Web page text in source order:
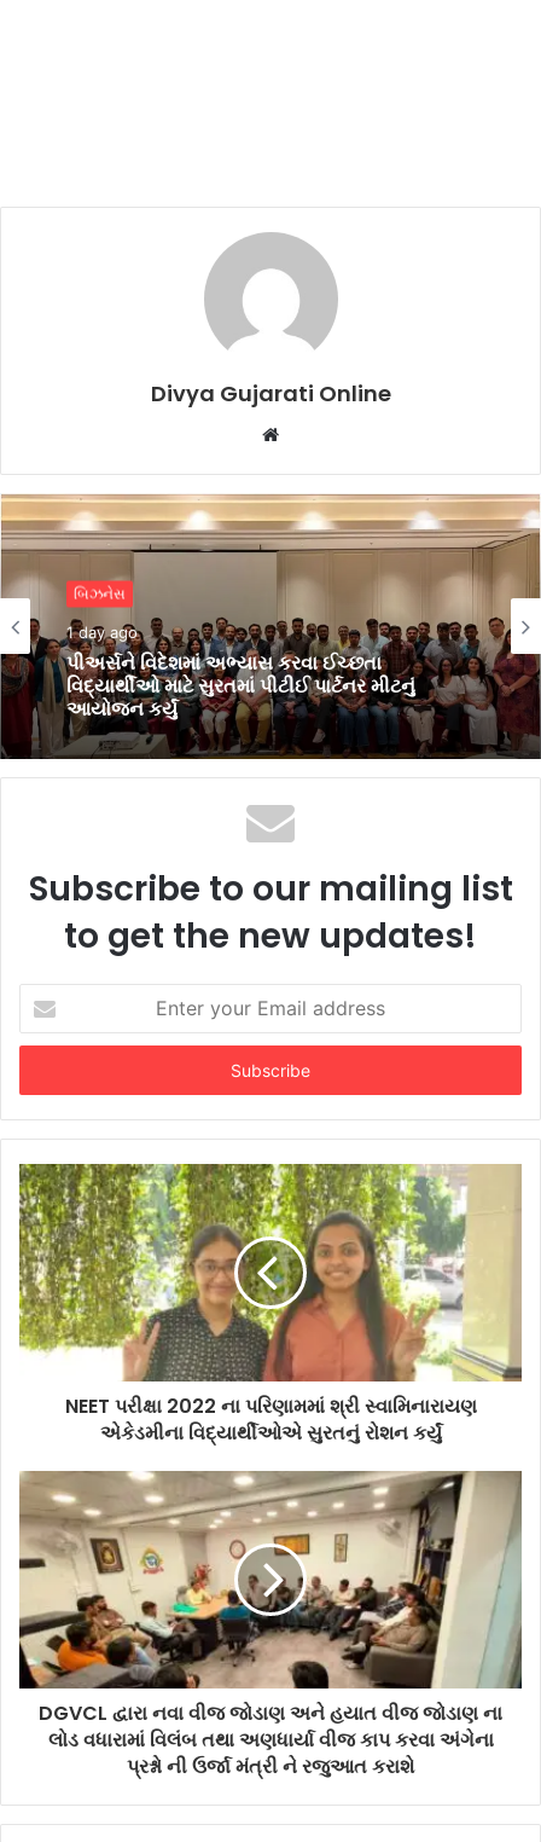
Divya Gujarati Online
Website
બિઝનેસ
1 day ago
પીઅર્સને વિદેશમાં અભ્યાસ કરવા ઈચ્છતા
વિદ્યાર્થીઓ માટે સુરતમાં પીટીઈ પાર્ટનર મીટનું
એજ્યુકેશન
2 days ago
વિદ્યાર્થીઓમાં ભારતીય સંસ્કૃતિ, સાહિત્યિક
અભિવ્યક્તિ, સર્જનાત્મકતા ઉજાગર કરવા VNSGU
ખાતે વિવિધ સ્પર્ધાઓ યોજાઈ
Subscribe to our mailing list
to get the new updates!
your
Email
NEET પરીક્ષા 2022 ના પરિણામમાં શ્રી સ્વામિનારાયણ
એકેડમીના વિદ્યાર્થીઓએ સુરતનું રોશન કર્યું
DGVCL દ્વારા નવા વીજ જોડાણ અને હયાત વીજ જોડાણ ના
લોડ વધારામાં વિલંબ તથા અણધાર્યા વીજ કાપ કરવા અંગેના
પ્રશ્નો ની ઉર્જા મંત્રી ને રજુઆત કરાશે